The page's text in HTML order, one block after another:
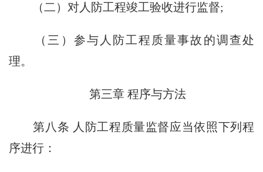
（二）对人防工程竣工验收进行监督;
（三）参与人防工程质量事故的调查处
理。
第三章 程序与方法
第八条 人防工程质量监督应当依照下列程
序进行：